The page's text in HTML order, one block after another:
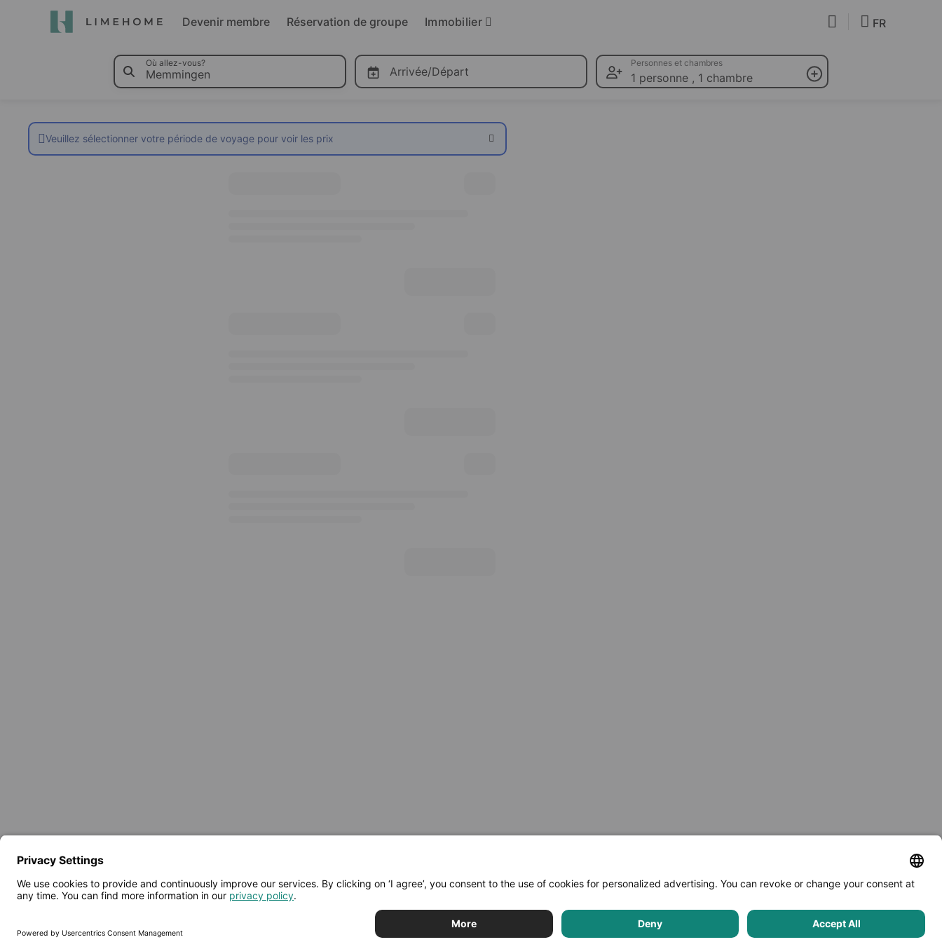
Devenir membre Réservation de groupe Immobilier FR
Où allez-vous?
Arrivée/Départ
Personnes et chambres
1 personne , 1 chambre
Veuillez sélectionner votre période de voyage pour voir les prix